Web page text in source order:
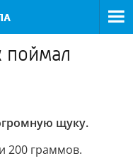
поймал
щуку.
200 граммов.